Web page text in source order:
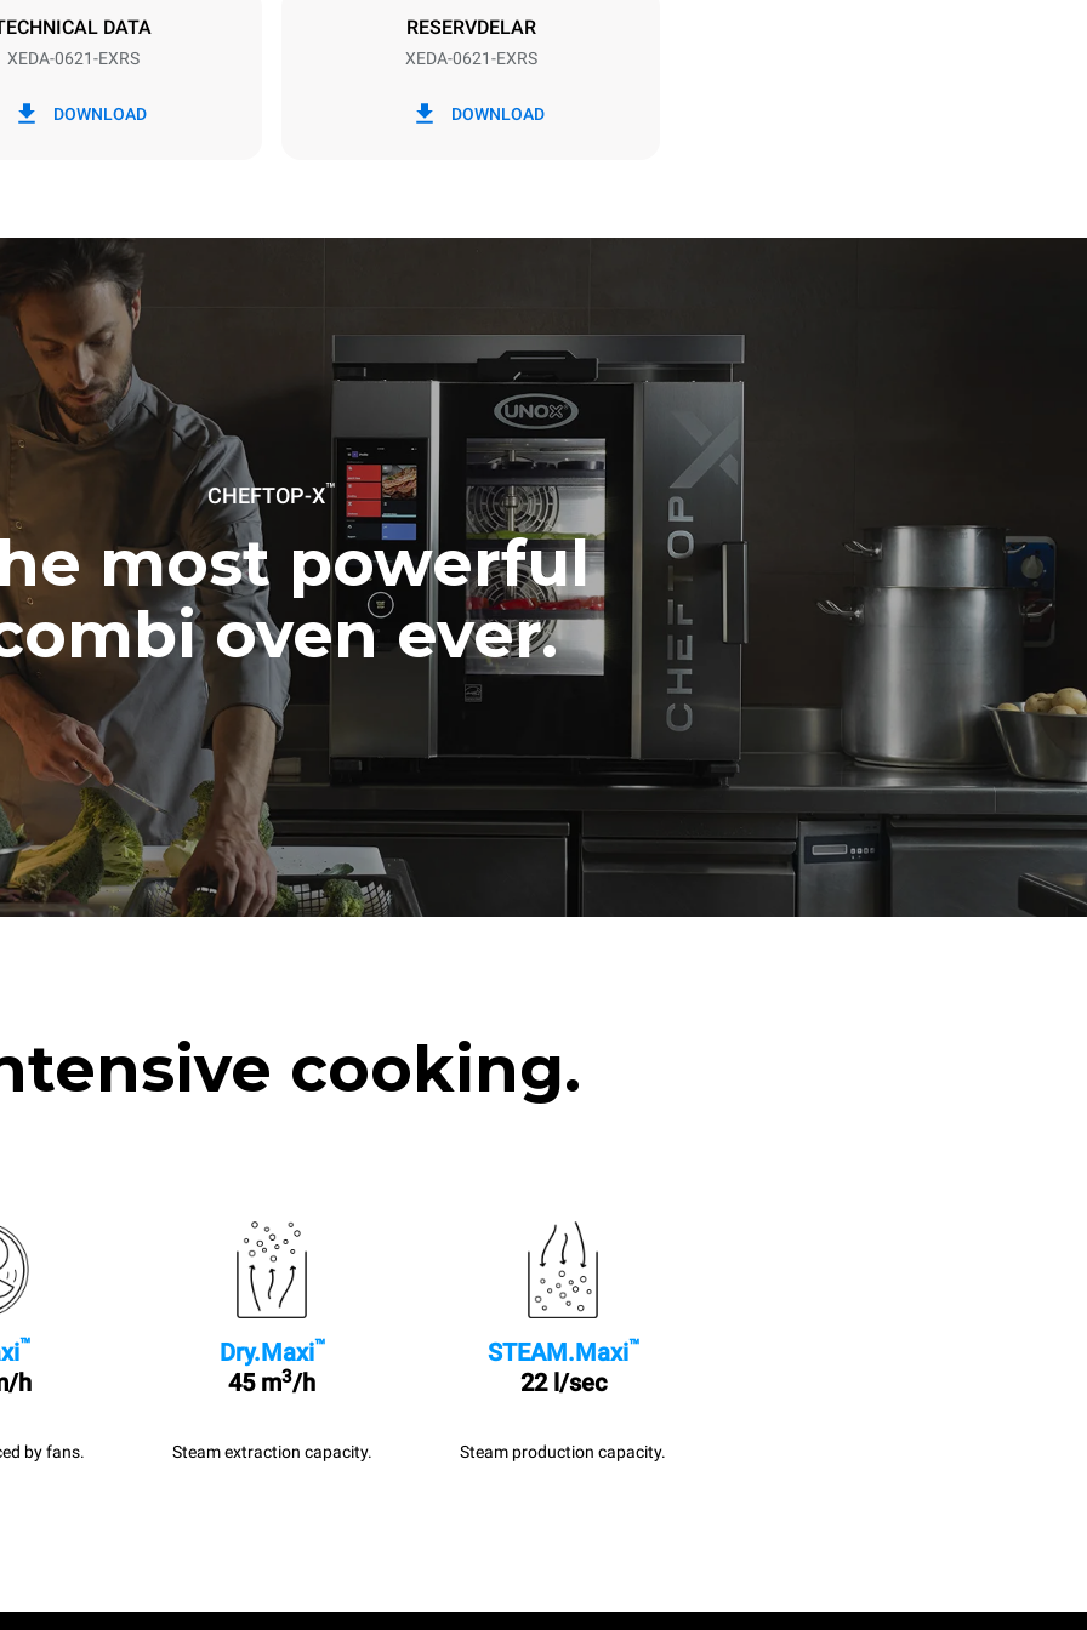
av följande veckovisa
veckor/år):
DATA
XEDA-0621-EXRS
DOWNLOAD
RESERVDELAR
XEDA-0621-EXRS
DOWNLOAD
CHEFTOP-X™
most powerful
oven ever.
cooking.
™
h
by fans.
Dry.Maxi™
45 m3/h
Steam extraction capacity.
STEAM.Maxi™
22 l/sec
Steam production capacity.